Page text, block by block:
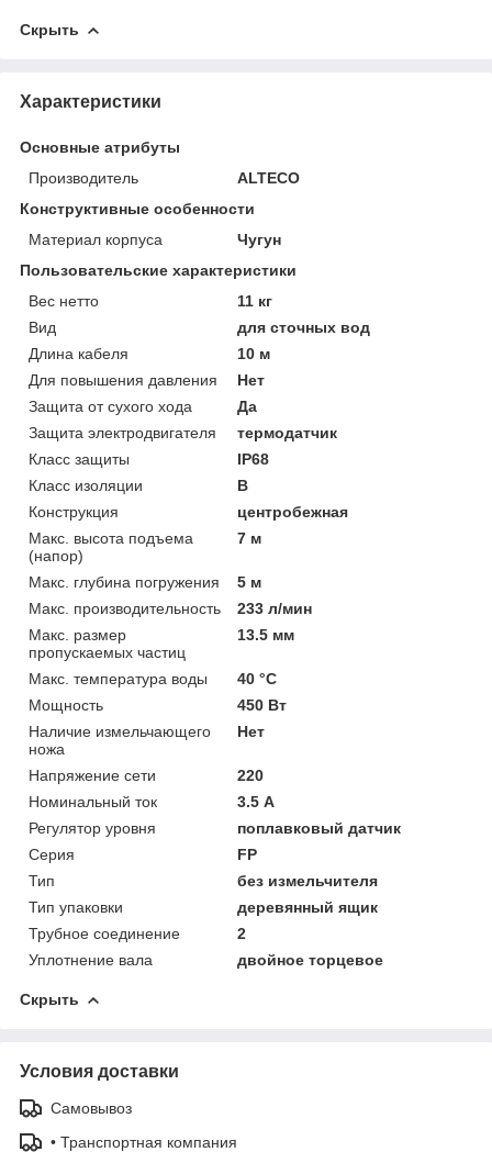
Скрыть
Характеристики
Основные атрибуты
Производитель
ALTECO
Конструктивные особенности
Материал корпуса
Чугун
Пользовательские характеристики
Вес нетто
11 кг
Вид
для сточных вод
Длина кабеля
10 м
Для повышения давления
Нет
Защита от сухого хода
Да
Защита электродвигателя
термодатчик
Класс защиты
IP68
Класс изоляции
B
Конструкция
центробежная
Макс. высота подъема
(напор)
7 м
Макс. глубина погружения
5 м
Макс. производительность
233 л/мин
Макс. размер
пропускаемых частиц
13.5 мм
Макс. температура воды
40 °C
Мощность
450 Вт
Наличие измельчающего
ножа
Нет
Напряжение сети
220
Номинальный ток
3.5 А
Регулятор уровня
поплавковый датчик
Серия
FP
Тип
без измельчителя
Тип упаковки
деревянный ящик
Трубное соединение
2
Уплотнение вала
двойное торцевое
Скрыть
Условия доставки
Самовывоз
• Транспортная компания